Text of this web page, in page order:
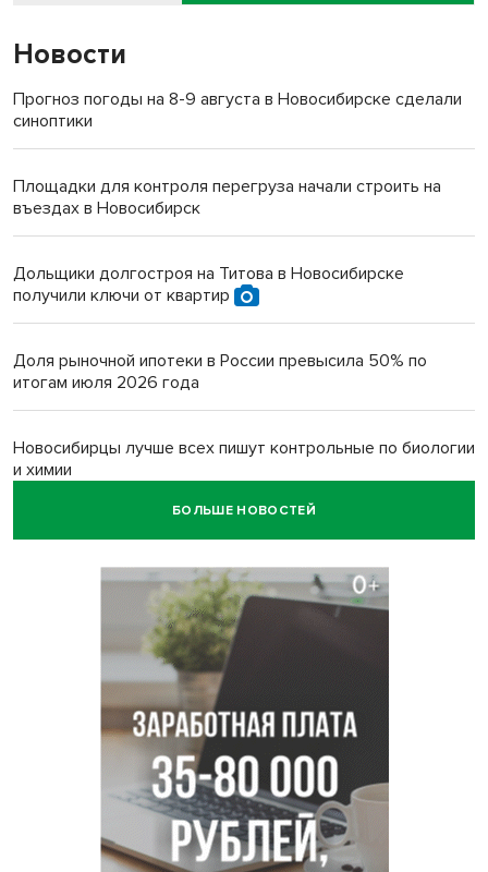
Новости
Прогноз погоды на 8-9 августа в Новосибирске сделали
синоптики
Площадки для контроля перегруза начали строить на
въездах в Новосибирск
Дольщики долгостроя на Титова в Новосибирске
получили ключи от квартир
Доля рыночной ипотеки в России превысила 50% по
итогам июля 2026 года
Новосибирцы лучше всех пишут контрольные по биологии
и химии
БОЛЬШЕ НОВОСТЕЙ